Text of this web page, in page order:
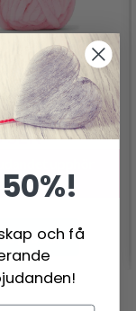
VELVET
MAX
SEK133.00 SEK
31/08/2026
Se produkt
och få